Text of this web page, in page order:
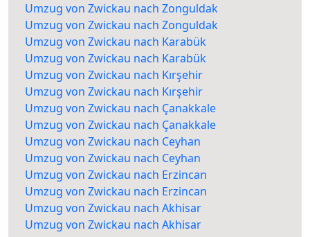
Umzug von Zwickau nach Zonguldak
Umzug von Zwickau nach Zonguldak
Umzug von Zwickau nach Karabük
Umzug von Zwickau nach Karabük
Umzug von Zwickau nach Kırşehir
Umzug von Zwickau nach Kırşehir
Umzug von Zwickau nach Çanakkale
Umzug von Zwickau nach Çanakkale
Umzug von Zwickau nach Ceyhan
Umzug von Zwickau nach Ceyhan
Umzug von Zwickau nach Erzincan
Umzug von Zwickau nach Erzincan
Umzug von Zwickau nach Akhisar
Umzug von Zwickau nach Akhisar